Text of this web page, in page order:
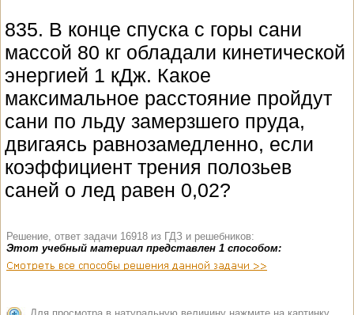
835. В конце спуска с горы сани
массой 80 кг обладали кинетической
энергией 1 кДж. Какое
максимальное расстояние пройдут
сани по льду замерзшего пруда,
двигаясь равнозамедленно, если
коэффициент трения полозьев
саней о лед равен 0,02?
Решение, ответ задачи 16918 из ГДЗ и решебников:
Этот учебный материал представлен 1 способом: